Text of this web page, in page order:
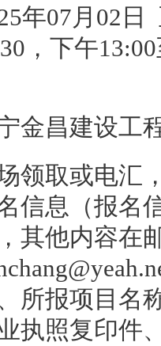
年07月02
，下午
金昌建设工
领取或电汇
信息（报名
其他内容在
所报项目名
执照复印件